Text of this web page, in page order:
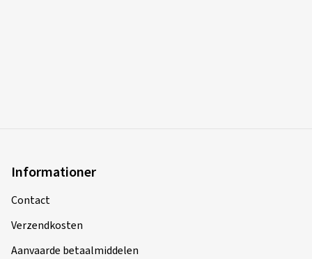
Informationer
Contact
Verzendkosten
Aanvaarde betaalmiddelen